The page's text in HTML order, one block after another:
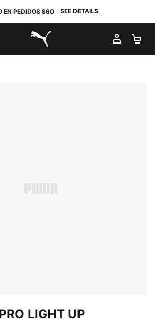
EN PEDIDOS $60 SEE DETAILS
PUMA.com
MI
LIGHT UP